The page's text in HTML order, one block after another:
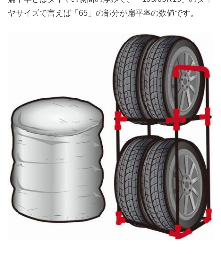
ヤサイズで言えば「65」の部分が扁平率の数値です。